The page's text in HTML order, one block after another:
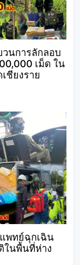
วนการลักลอบ
เม็ด ใน
ชียงราย
พทย์ฉุกเฉิน
ในพื้นที่ห่าง